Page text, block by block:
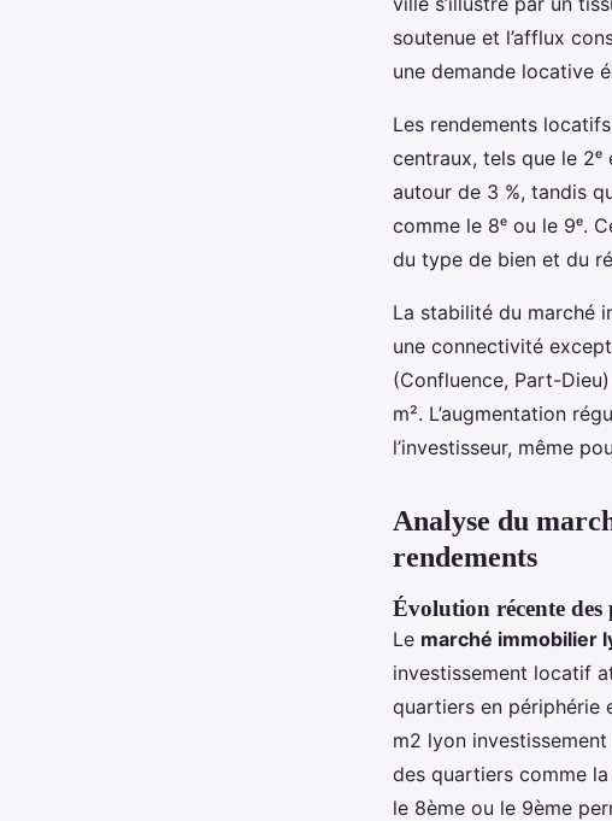
soutenue et l’afflux
une demande locative
Les rendements
centraux, tels que le
autour de 3 %, tandis
comme le 8ᵉ ou le 9ᵉ.
du type de bien et du
La stabilité du marché
une connectivité
(Confluence, Part-
m². L’augmentation
l’investisseur, même
Analyse du
rendements
Évolution récente
Le marché immobilier
investissement locatif
quartiers en périphérie
m2 lyon
des quartiers comme
le 8ème ou le 9ème